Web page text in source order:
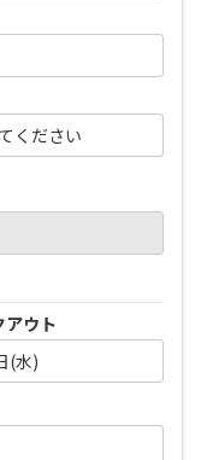
アウト
(水)